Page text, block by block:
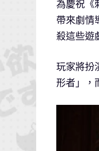
為慶祝《
帶來劇情
殺這些遊
玩家將扮
形者」，